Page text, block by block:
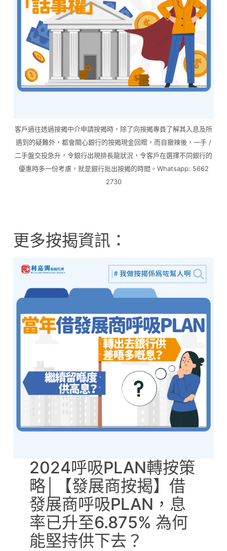
客戶過往透過按揭中介申請按揭時，除了向按揭專員了解其入息及所
遇到的疑難外，都會關心銀行的按揭現金回贈，而自撤辣後，一手 /
二手盤交投急升，令銀行出現排長龍狀況，令客戶在選擇不同銀行的
優惠時多一份考慮，就是銀行批出按揭的時間。Whatsapp: 5662
2730
更多按揭資訊：
2024呼吸PLAN轉按策
略│【發展商按揭】借
發展商呼吸PLAN，息
率已升至6.875% 為何
能堅持供下去？